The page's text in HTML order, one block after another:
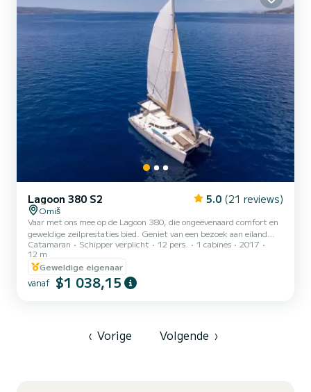
Lagoon 380 S2 5.0 (21 reviews)
Omiš
Vaar met ons mee op de Lagoon 380, die ongeëvenaard comfort en
geweldige zeilprestaties bied. Geniet van een bezoek aan eiland
Brac dorpen zoals Postira of Pucisca, een duik nemen of snorkelen in
de baai Lovrecina (Blue Lagoon), terwijl je geniet van gekoelde lokale
wijn of bier. Dagverhuur met ervaren schipper vanaf 10:00 en terug
om 17:00
Catamaran Schipper verplicht 12 pers. 1 cabines
2017
12 m
Geweldige eigenaar
vanaf $1 038,15
‹ Vorige Volgende ›